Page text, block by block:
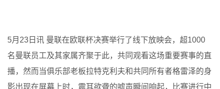
5月23日讯 曼联在欧联杯决赛举行了线下放映会，超1000
名曼联员工及其家属齐聚于此，共同观看这场重要赛事的直
播，然而当俱乐部老板拉特克利夫和共同所有者格雷泽的身
影出现在屏幕上时，震耳欲聋的嘘声瞬间响起，比赛进行中